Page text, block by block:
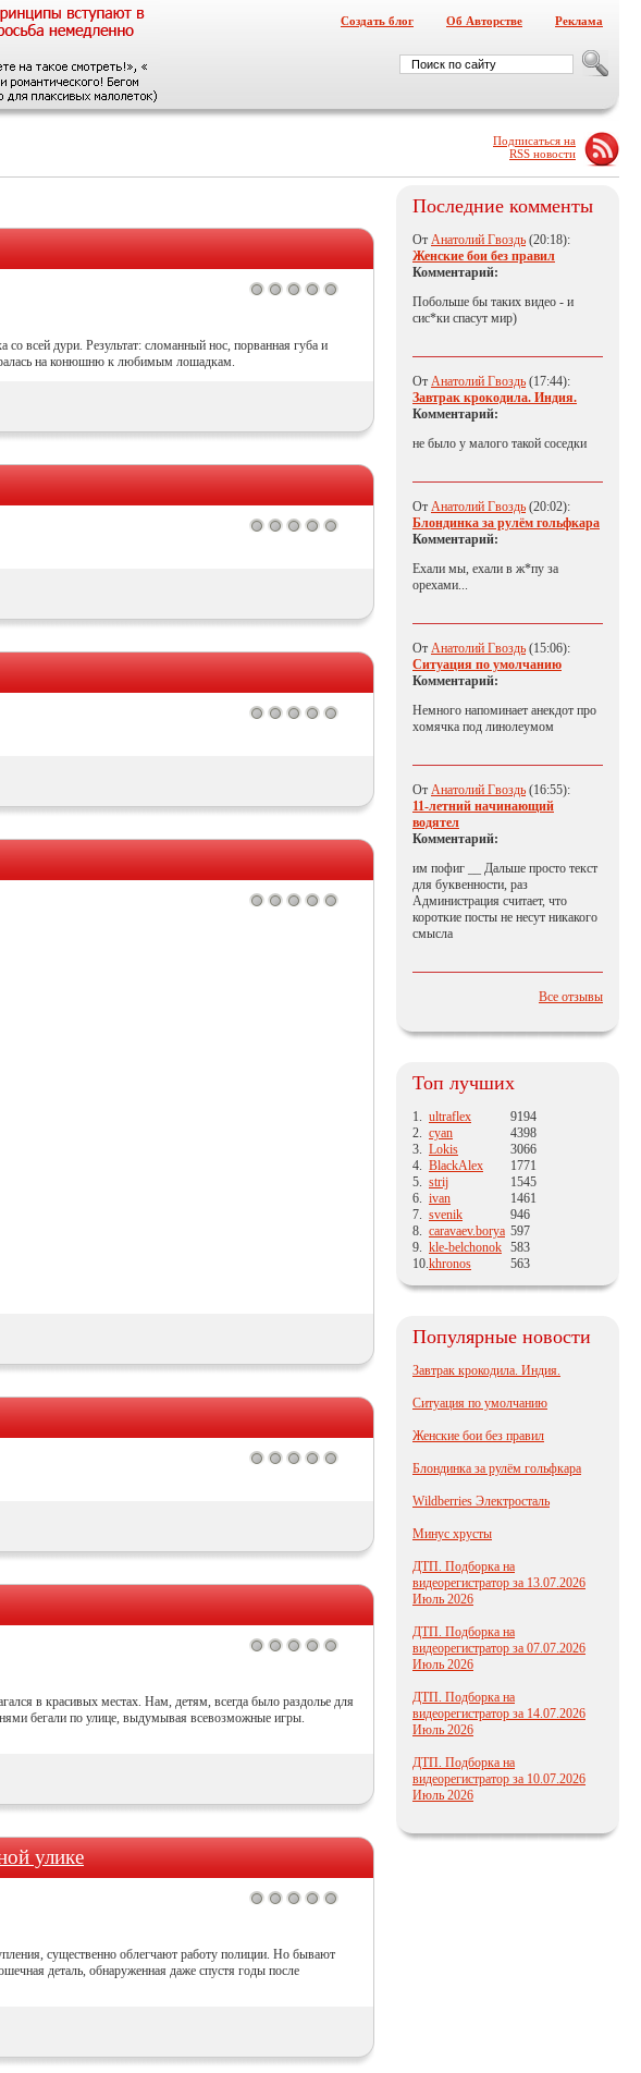
всей дури. Результат: сломанный нос, порванная губа и
на конюшню к любимым лошадкам.
в красивых местах. Нам, детям, всегда было раздолье для
бегали по улице, выдумывая всевозможные игры.
улике
существенно облегчают работу полиции. Но бывают
деталь, обнаруженная даже спустя годы после
Последние комменты
От Анатолий Гвоздь (20:18):
Женские бои без правил
Комментарий:
Побольше бы таких видео - и
сис*ки спасут мир)
От Анатолий Гвоздь (17:44):
Завтрак крокодила. Индия.
Комментарий:
не было у малого такой соседки
От Анатолий Гвоздь (20:02):
Блондинка за рулём гольфкара
Комментарий:
Ехали мы, ехали в ж*пу за
орехами...
От Анатолий Гвоздь (15:06):
Ситуация по умолчанию
Комментарий:
Немного напоминает анекдот про
хомячка под линолеумом
От Анатолий Гвоздь (16:55):
11-летний начинающий
водятел
Комментарий:
им пофиг __ Дальше просто текст
для буквенности, раз
Администрация считает, что
короткие посты не несут никакого
смысла
Все отзывы
Топ лучших
1. ultraflex
9194
2. cyan
4398
3. Lokis
3066
4. BlackAlex
1771
5. strij
1545
6. ivan
1461
7. svenik
946
8. caravaev.borya 597
9. kle-belchonok 583
10.khronos 563
Популярные новости
Завтрак крокодила. Индия.
Ситуация по умолчанию
Женские бои без правил
Блондинка за рулём гольфкара
Wildberries Электросталь
Минус хрусты
ДТП. Подборка на
видеорегистратор за 13.07.2026
Июль 2026
ДТП. Подборка на
видеорегистратор за 07.07.2026
Июль 2026
ДТП. Подборка на
видеорегистратор за 14.07.2026
Июль 2026
ДТП. Подборка на
видеорегистратор за 10.07.2026
Июль 2026
Создать блог Об Авторстве Реклама
Подписаться на
RSS новости